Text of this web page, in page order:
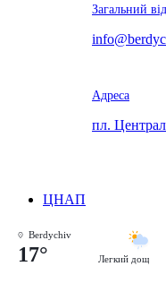
Загальний
Адреса
пл.
ЦНАП
Berdychiv
17° Легкий дощ